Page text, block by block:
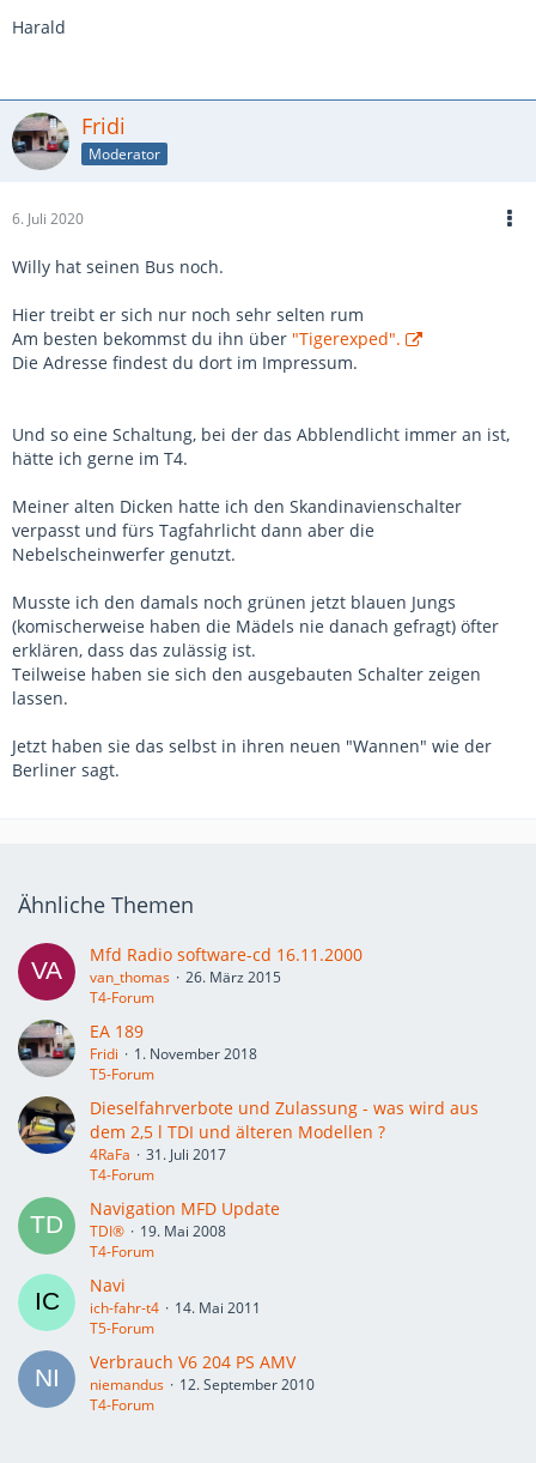
Harald
Fridi
Moderator
6. Juli 2020
Willy hat seinen Bus noch.
Hier treibt er sich nur noch sehr selten rum
Am besten bekommst du ihn über "Tigerexped".
Die Adresse findest du dort im Impressum.
Und so eine Schaltung, bei der das Abblendlicht immer an ist,
hätte ich gerne im T4.
Meiner alten Dicken hatte ich den Skandinavienschalter
verpasst und fürs Tagfahrlicht dann aber die
Nebelscheinwerfer genutzt.
Musste ich den damals noch grünen jetzt blauen Jungs
(komischerweise haben die Mädels nie danach gefragt) öfter
erklären, dass das zulässig ist.
Teilweise haben sie sich den ausgebauten Schalter zeigen
lassen.
Jetzt haben sie das selbst in ihren neuen "Wannen" wie der
Berliner sagt.
Ähnliche Themen
Mfd Radio software-cd 16.11.2000
van_thomas
26. März 2015
T4-Forum
EA 189
Fridi
1. November 2018
T5-Forum
Dieselfahrverbote und Zulassung - was wird aus
dem 2,5 l TDI und älteren Modellen ?
4RaFa
31. Juli 2017
T4-Forum
Navigation MFD Update
TDI®
19. Mai 2008
T4-Forum
Navi
ich-fahr-t4
14. Mai 2011
T5-Forum
Verbrauch V6 204 PS AMV
niemandus
12. September 2010
T4-Forum